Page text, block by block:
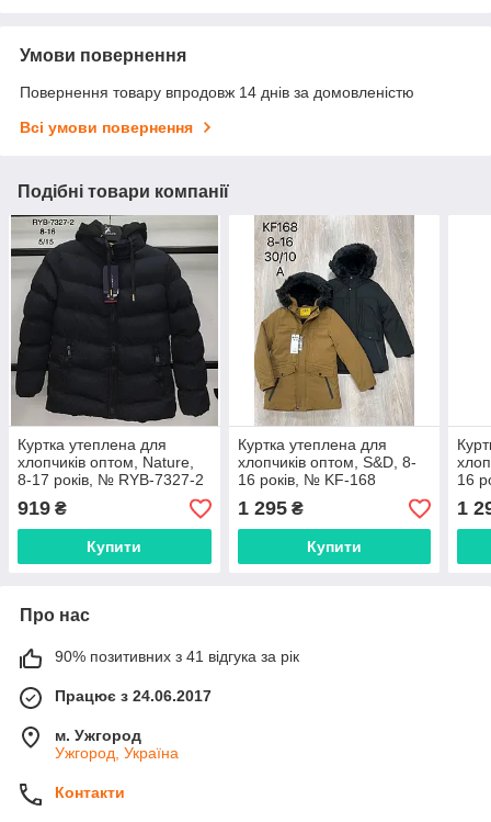
Умови повернення
Повернення товару впродовж 14 днів за домовленістю
Всі умови повернення
Подібні товари компанії
Куртка утеплена для
хлопчиків оптом, Nature,
8-17 років, № RYB-7327-2
919 ₴
Купити
Куртка утеплена для
хлопчиків оптом, S&D, 8-
16 років, № KF-168
1 295₴
Купити
16
1
Про нас
90% позитивних з 41 відгука за рік
Працює з 24.06.2017
м. Ужгород
Ужгород, Україна
Контакти